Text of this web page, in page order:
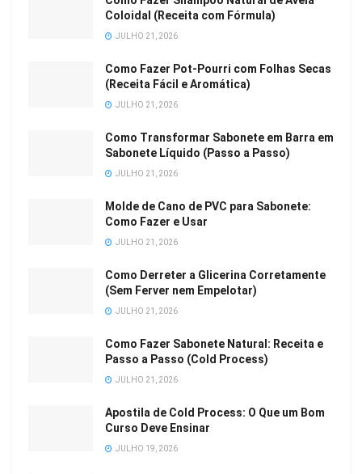
Coloidal (Receita com Fórmula)
JULHO 21, 2026
Como Fazer Pot-Pourri com Folhas Secas
(Receita Fácil e Aromática)
JULHO 21, 2026
Como Transformar Sabonete em Barra em
Sabonete Líquido (Passo a Passo)
JULHO 21, 2026
Molde de Cano de PVC para Sabonete:
Como Fazer e Usar
JULHO 21, 2026
Como Derreter a Glicerina Corretamente
(Sem Ferver nem Empelotar)
JULHO 21, 2026
Como Fazer Sabonete Natural: Receita e
Passo a Passo (Cold Process)
JULHO 21, 2026
Apostila de Cold Process: O Que um Bom
Curso Deve Ensinar
JULHO 19, 2026